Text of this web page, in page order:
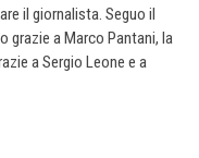
il giornalista. Seguo il
grazie a Marco Pantani, la
a Sergio Leone e a